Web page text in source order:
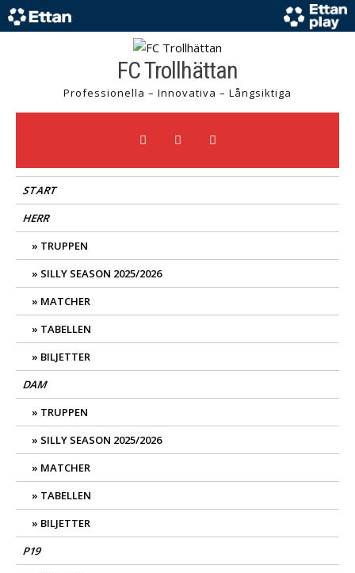
Hoppa
till
FC Trollhättan
Professionella – Innovativa – Långsiktiga
START
HERR
TRUPPEN
SILLY SEASON 2025/2026
MATCHER
TABELLEN
BILJETTER
DAM
TRUPPEN
SILLY SEASON 2025/2026
MATCHER
TABELLEN
BILJETTER
P19